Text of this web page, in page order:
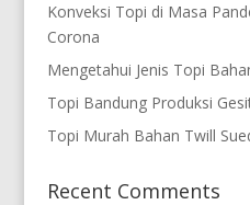
Konveksi Topi di Masa
Corona
Mengetahui Jenis Topi
Topi Bandung Produksi
Topi Murah Bahan Twill
Recent Comments